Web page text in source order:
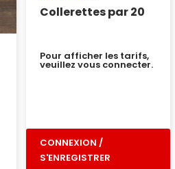
Collerettes par 20
Pour afficher les tarifs,
veuillez vous connecter.
CONNEXION /
S'ENREGISTRER